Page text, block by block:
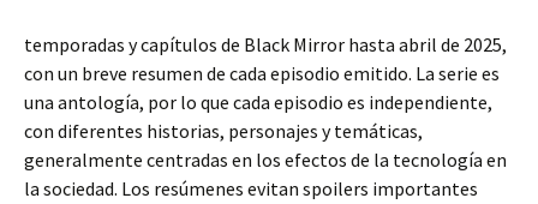
temporadas y capítulos de Black Mirror hasta abril de 2025,
con un breve resumen de cada episodio emitido. La serie es
una antología, por lo que cada episodio es independiente,
con diferentes historias, personajes y temáticas,
generalmente centradas en los efectos de la tecnología en
la sociedad. Los resúmenes evitan spoilers importantes